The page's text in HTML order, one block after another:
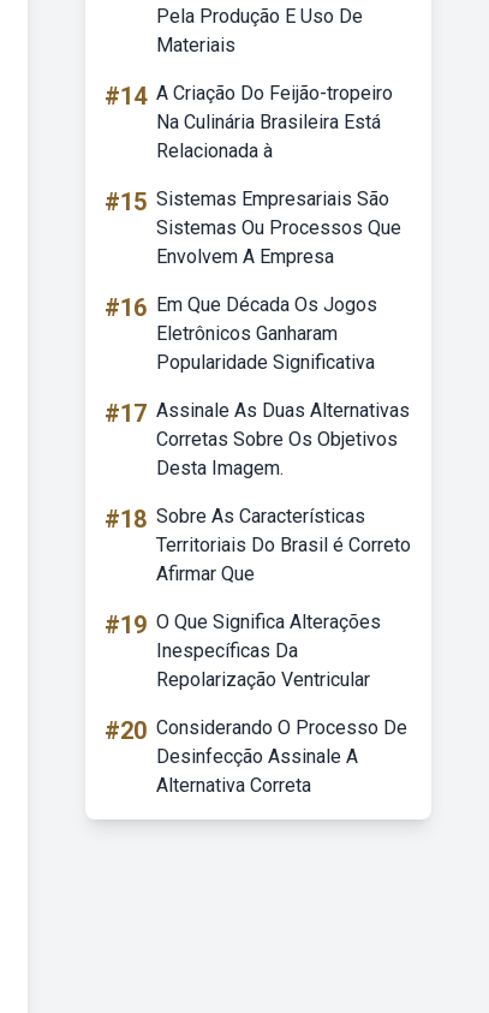
Pela Produção E Uso De
Materiais
#14 A Criação Do Feijão-tropeiro
Na Culinária Brasileira Está
Relacionada à
#15 Sistemas Empresariais São
Sistemas Ou Processos Que
Envolvem A Empresa
#16 Em Que Década Os Jogos
Eletrônicos Ganharam
Popularidade Significativa
#17 Assinale As Duas Alternativas
Corretas Sobre Os Objetivos
Desta Imagem.
#18 Sobre As Características
Territoriais Do Brasil é Correto
Afirmar Que
#19 O Que Significa Alterações
Inespecíficas Da
Repolarização Ventricular
#20 Considerando O Processo De
Desinfecção Assinale A
Alternativa Correta